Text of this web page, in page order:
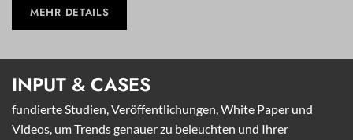
MEHR DETAILS
INPUT & CASES
fundierte Studien, Veröffentlichungen, White Paper und
Videos, um Trends genauer zu beleuchten und Ihrer